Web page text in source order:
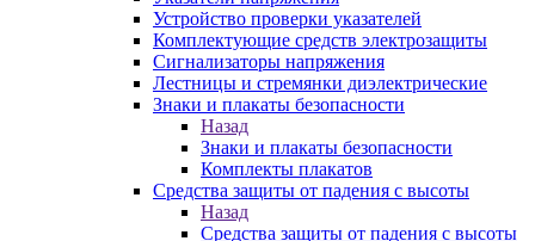
Устройство проверки указателей
Комплектующие средств электрозащиты
Сигнализаторы напряжения
Лестницы и стремянки диэлектрические
Знаки и плакаты безопасности
Назад
Знаки и плакаты безопасности
Комплекты плакатов
Средства защиты от падения с высоты
Назад
Средства защиты от падения с высоты